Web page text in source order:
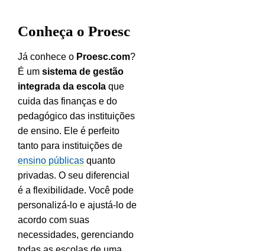
Conheça o Proesc
Já conhece o Proesc.com?
É um sistema de gestão
integrada da escola que
cuida das finanças e do
pedagógico das instituições
de ensino. Ele é perfeito
tanto para instituições de
ensino públicas quanto
privadas. O seu diferencial
é a flexibilidade. Você pode
personalizá-lo e ajustá-lo de
acordo com suas
necessidades, gerenciando